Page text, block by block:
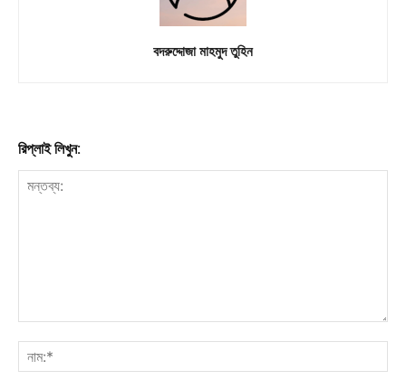
বদরুদ্দোজা মাহমুদ তুহিন
রিপ্লাই লিখুন: